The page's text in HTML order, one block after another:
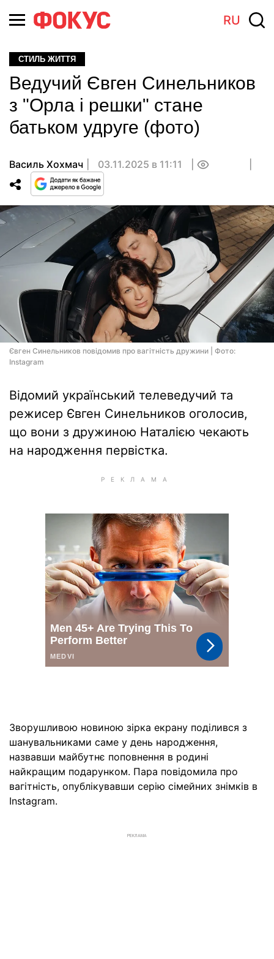
RU
СТИЛЬ ЖИТТЯ
Ведучий Євген Синельников
з "Орла і решки" стане
батьком удруге (фото)
Василь Хохмач 03.11.2025 в 11:11
Євген Синельников повідомив про вагітність дружини | Фото:
Instagram
Відомий український телеведучий та
режисер Євген Синельников оголосив,
що вони з дружиною Наталією чекають
на народження первістка.
Зворушливою новиною зірка екрану поділився з
шанувальниками саме у день народження,
назвавши майбутнє поповнення в родині
найкращим подарунком. Пара повідомила про
вагітність, опублікувавши серію сімейних знімків в
Instagram.
РЕКЛАМА